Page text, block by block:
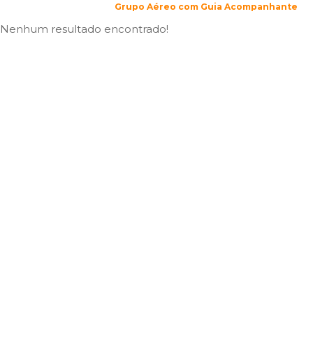
Grupo Aéreo com Guia Acompanhante
Nenhum resultado encontrado!